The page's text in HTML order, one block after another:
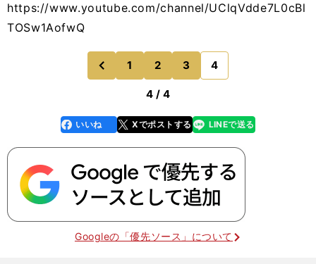
https://www.youtube.com/channel/UClqVdde7L0cBl
TOSw1AofwQ
前
のページへ
1 2 3 4
4 / 4
faceboo
k
いいね Xでポストする
line LINEで送る
Googleの「優先ソース」について